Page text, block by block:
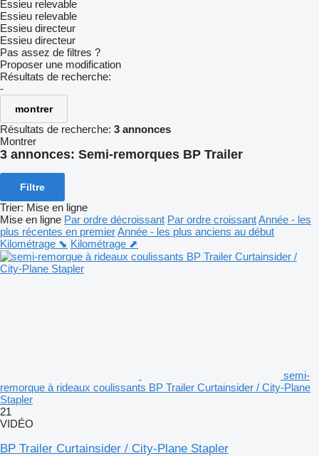
Essieu relevable
Essieu relevable
Essieu directeur
Essieu directeur
Pas assez de filtres ?
Proposer une modification
Résultats de recherche:
-
montrer
Résultats de recherche: 3 annonces
Montrer
3 annonces: Semi-remorques BP Trailer
Filtre
Trier: Mise en ligne
Mise en ligne Par ordre décroissant Par ordre croissantAnnée - les
plus récentes en premierAnnée - les plus anciens au début
Kilométrage ⬊ Kilométrage ⬈
semi-
remorque à rideaux coulissants BP Trailer Curtainsider / City-Plane
Stapler
21
VIDÉO
BP Trailer Curtainsider / City-Plane Stapler